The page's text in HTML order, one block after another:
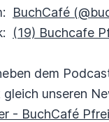
BuchCafé
(19) Buchcafe
dem
unseren
- BuchCafé